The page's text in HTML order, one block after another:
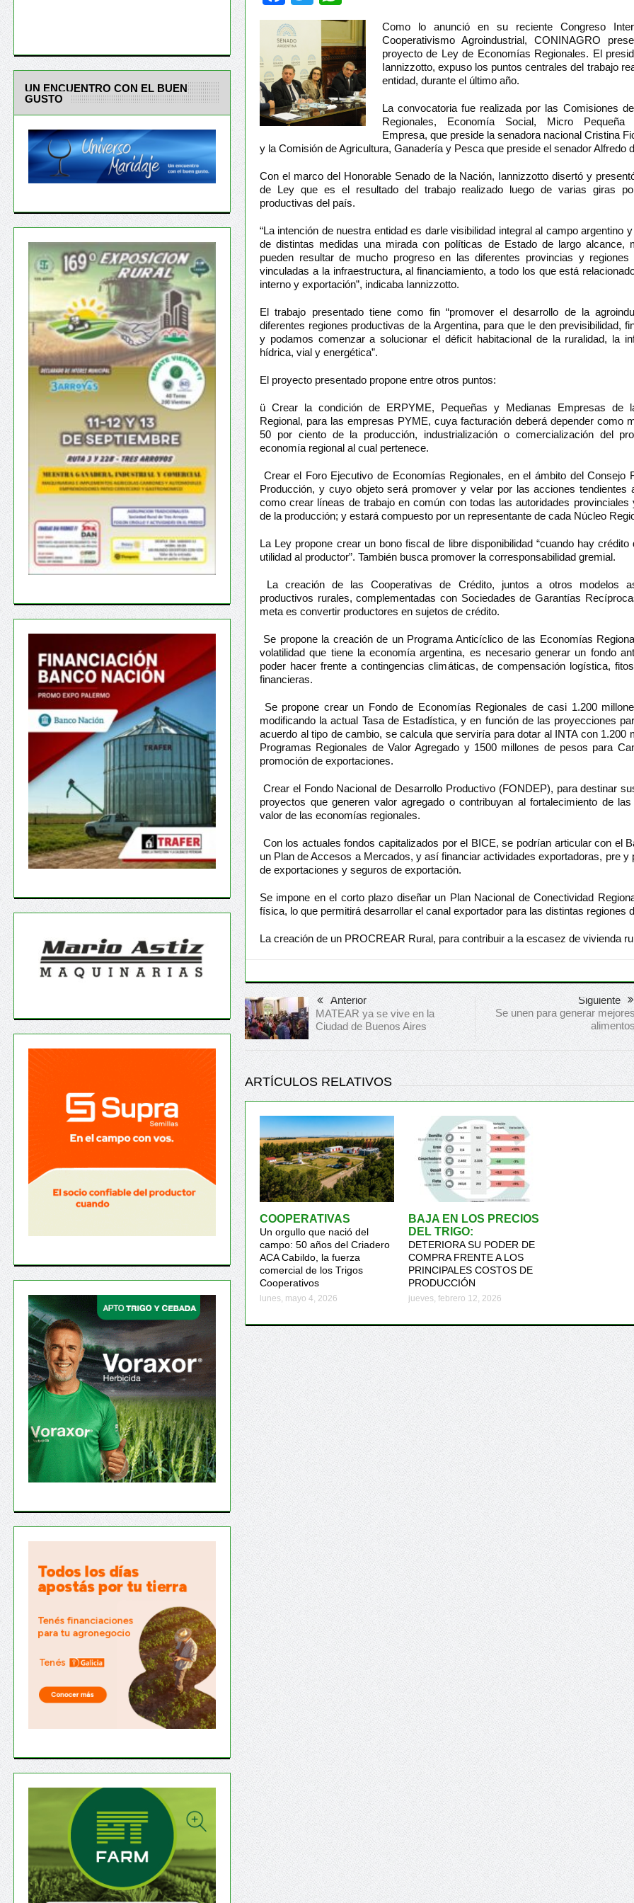
Como lo anunció en su reciente Congreso
Cooperativismo Agroindustrial, CONINAGRO
proyecto de Ley de Economías Regionales. El
Iannizzotto, expuso los puntos centrales del trabajo
entidad, durante el último año.
La convocatoria fue realizada por las Comisiones
Regionales, Economía Social, Micro
Empresa, que preside la senadora nacional Cristina
y la Comisión de Agricultura, Ganadería y Pesca que preside el senador Alfredo
Con el marco del Honorable Senado de la Nación, Iannizzotto disertó y
de Ley que es el resultado del trabajo realizado luego de varias giras
productivas del país.
“La intención de nuestra entidad es darle visibilidad integral al campo argentino
de distintas medidas una mirada con políticas de Estado de largo alcance,
pueden resultar de mucho progreso en las diferentes provincias y regiones
vinculadas a la infraestructura, al financiamiento, a todo los que está
interno y exportación”, indicaba Iannizzotto.
El trabajo presentado tiene como fin “promover el desarrollo de la
diferentes regiones productivas de la Argentina, para que le den previsibilidad,
y podamos comenzar a solucionar el déficit habitacional de la ruralidad, la
hídrica, vial y energética”.
El proyecto presentado propone entre otros puntos:
ü Crear la condición de ERPYME, Pequeñas y Medianas Empresas de
Regional, para las empresas PYME, cuya facturación deberá depender como
50 por ciento de la producción, industrialización o comercialización del
economía regional al cual pertenece.
Crear el Foro Ejecutivo de Economías Regionales, en el ámbito del Consejo
Producción, y cuyo objeto será promover y velar por las acciones tendientes
como crear líneas de trabajo en común con todas las autoridades provinciales
de la producción; y estará compuesto por un representante de cada Núcleo
La Ley propone crear un bono fiscal de libre disponibilidad “cuando hay crédito
utilidad al productor”. También busca promover la corresponsabilidad gremial.
La creación de las Cooperativas de Crédito, juntos a otros modelos
productivos rurales, complementadas con Sociedades de Garantías
meta es convertir productores en sujetos de crédito.
Se propone la creación de un Programa Anticíclico de las Economías
volatilidad que tiene la economía argentina, es necesario generar un fondo
poder hacer frente a contingencias climáticas, de compensación logística,
financieras.
Se propone crear un Fondo de Economías Regionales de casi 1.200
modificando la actual Tasa de Estadística, y en función de las proyecciones
acuerdo al tipo de cambio, se calcula que serviría para dotar al INTA con 1.200
Programas Regionales de Valor Agregado y 1500 millones de pesos para
promoción de exportaciones.
Crear el Fondo Nacional de Desarrollo Productivo (FONDEP), para destinar
proyectos que generen valor agregado o contribuyan al fortalecimiento de
valor de las economías regionales.
Con los actuales fondos capitalizados por el BICE, se podrían articular con el
un Plan de Accesos a Mercados, y así financiar actividades exportadoras, pre y
de exportaciones y seguros de exportación.
Se impone en el corto plazo diseñar un Plan Nacional de Conectividad
física, lo que permitirá desarrollar el canal exportador para las distintas regiones
La creación de un PROCREAR Rural, para contribuir a la escasez de vivienda
Anterior
MATEAR ya se vive en la
Ciudad de Buenos Aires
Siguiente
Se unen para generar
ARTÍCULOS RELATIVOS
COOPERATIVAS
Un orgullo que nació del
campo: 50 años del Criadero
ACA Cabildo, la fuerza
comercial de los Trigos
Cooperativos
lunes, mayo 4, 2026
BAJA EN LOS PRECIOS
DEL TRIGO:
DETERIORA SU PODER DE
COMPRA FRENTE A LOS
PRINCIPALES COSTOS DE
PRODUCCIÓN
jueves, febrero 12, 2026
UN ENCUENTRO CON EL BUEN
GUSTO